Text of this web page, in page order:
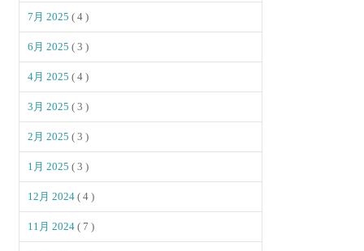
7月 2025( 4 )
6月 2025( 3 )
4月 2025( 4 )
3月 2025( 3 )
2月 2025( 3 )
1月 2025( 3 )
12月 2024( 4 )
11月 2024( 7 )